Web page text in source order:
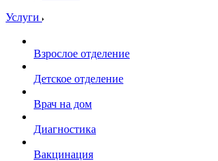
Услуги
Взрослое отделение
Детское отделение
Врач на дом
Диагностика
Вакцинация